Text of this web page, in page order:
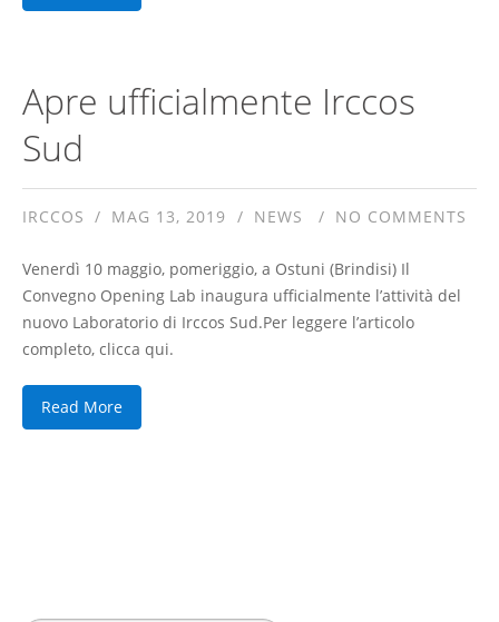
Apre ufficialmente Irccos
Sud
IRCCOS MAG 13, 2019 NEWS NO COMMENTS
Venerdì 10 maggio, pomeriggio, a Ostuni (Brindisi) Il
Convegno Opening Lab inaugura ufficialmente l’attività del
nuovo Laboratorio di Irccos Sud.Per leggere l’articolo
completo, clicca qui.
Read More